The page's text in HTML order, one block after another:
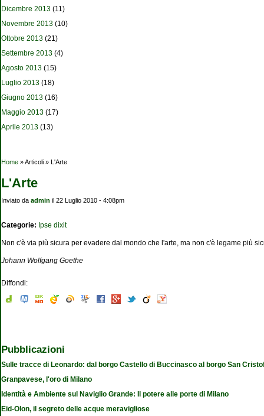
Dicembre 2013 (11)
Novembre 2013 (10)
Ottobre 2013 (21)
Settembre 2013 (4)
Agosto 2013 (15)
Luglio 2013 (18)
Giugno 2013 (16)
Maggio 2013 (17)
Aprile 2013 (13)
Tu sei qui
Home » Articoli » L'Arte
L'Arte
Inviato da admin il 22 Luglio 2010 - 4:08pm
Categorie: Ipse dixit
Non c'è via più sicura per evadere dal mondo che l'arte, ma non c'è legame più
Johann Wolfgang Goethe
Diffondi:
Pubblicazioni
Sulle tracce di Leonardo: dal borgo Castello di Buccinasco al borgo San
Granpavese, l'oro di Milano
Identità e Ambiente sul Naviglio Grande: Il potere alle porte di Milano
Eid-Olon, il segreto delle acque meravigliose